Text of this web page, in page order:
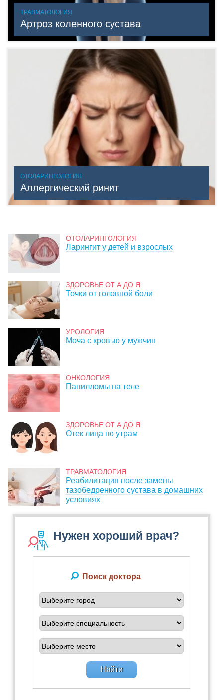
ТРАВМАТОЛОГИЯ
Артроз коленного сустава
ОТОЛАРИНГОЛОГИЯ
Аллергический ринит
ОТОЛАРИНГОЛОГИЯ
Ларингит у детей и взрослых
ЗДОРОВЬЕ ОТ А ДО Я
Точки от головной боли
УРОЛОГИЯ
Моча с кровью у мужчин
ОНКОЛОГИЯ
Папилломы на теле
ЗДОРОВЬЕ ОТ А ДО Я
Отек лица по утрам
ТРАВМАТОЛОГИЯ
Реабилитация после замены
тазобедренного сустава в домашних
условиях
Нужен хороший врач?
Поиск доктора